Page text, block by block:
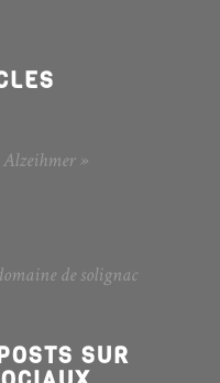
»
de solignac
SUR